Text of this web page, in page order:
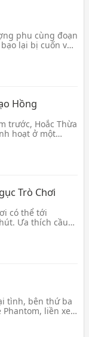
phu cùng đoạn
lại bị cuốn vào
Hồng
trước, Hoắc Thừa
hoạt ở một
Trò Chơi
có thể tới
Ưa thích cầu
Tăng
tình, bên thứ ba
Phantom, liền xe